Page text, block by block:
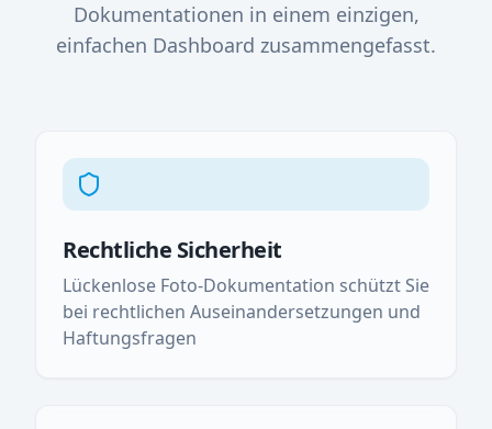
Dokumentationen in einem einzigen,
einfachen Dashboard zusammengefasst.
Rechtliche Sicherheit
Lückenlose Foto-Dokumentation schützt Sie
bei rechtlichen Auseinandersetzungen und
Haftungsfragen